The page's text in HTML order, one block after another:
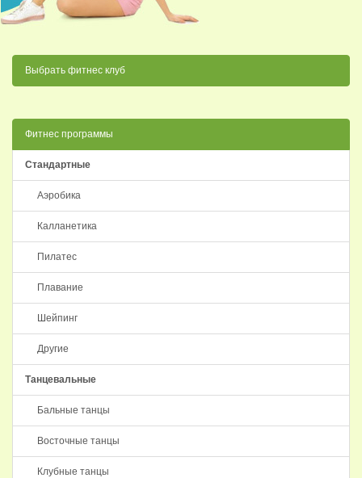
Выбрать фитнес клуб
Фитнес программы
Стандартные
Аэробика
Калланетика
Пилатес
Плавание
Шейпинг
Другие
Танцевальные
Бальные танцы
Восточные танцы
Клубные танцы